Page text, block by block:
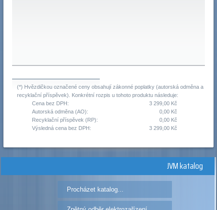
(*) Hvězdičkou označené ceny obsahují zákonné poplatky (autorská odměna a
recyklační příspěvek). Konkrétní rozpis u tohoto produktu následuje:
Cena bez DPH:
3 299,00 Kč
Autorská odměna (AO):
0,00 Kč
Recyklační příspěvek (RP):
0,00 Kč
Výsledná cena bez DPH:
3 299,00 Kč
JVM katalog
Procházet katalog...